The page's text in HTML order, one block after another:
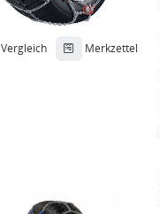
Vergleich Merkzettel